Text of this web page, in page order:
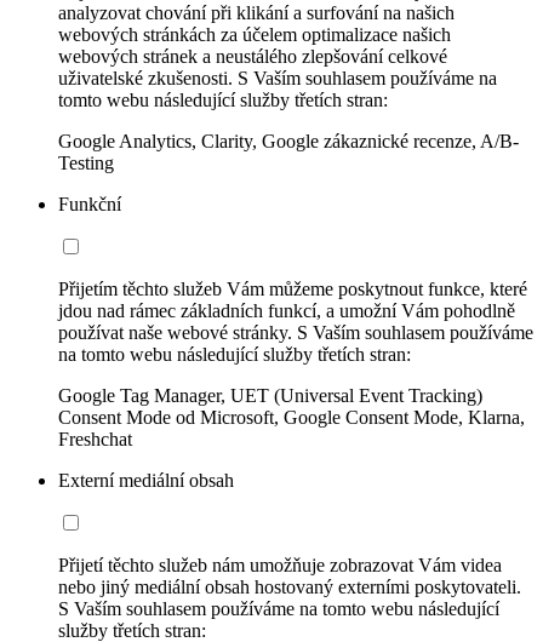
analyzovat chování při klikání a surfování na našich
webových stránkách za účelem optimalizace našich
webových stránek a neustálého zlepšování celkové
uživatelské zkušenosti. S Vaším souhlasem používáme na
tomto webu následující služby třetích stran:
Google Analytics, Clarity, Google zákaznické recenze, A/B-
Testing
Funkční
Přijetím těchto služeb Vám můžeme poskytnout funkce, které
jdou nad rámec základních funkcí, a umožní Vám pohodlně
používat naše webové stránky. S Vaším souhlasem používáme
na tomto webu následující služby třetích stran:
Google Tag Manager, UET (Universal Event Tracking)
Consent Mode od Microsoft, Google Consent Mode, Klarna,
Freshchat
Externí mediální obsah
Přijetí těchto služeb nám umožňuje zobrazovat Vám videa
nebo jiný mediální obsah hostovaný externími poskytovateli.
S Vaším souhlasem používáme na tomto webu následující
služby třetích stran: